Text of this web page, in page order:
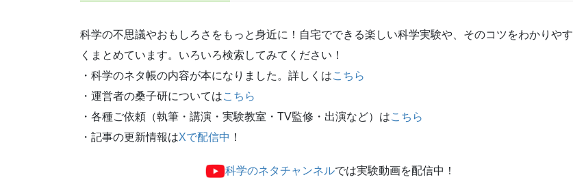
科学の不思議やおもしろさをもっと身近に！自宅でできる楽しい科学実験や、そのコツをわかりやす
くまとめています。いろいろ検索してみてください！
・科学のネタ帳の内容が本になりました。詳しくはこちら
・運営者の桑子研についてはこちら
・各種ご依頼（執筆・講演・実験教室・TV監修・出演など）はこちら
・記事の更新情報はXで配信中 ！
科学のネタチャンネルでは実験動画を配信中！